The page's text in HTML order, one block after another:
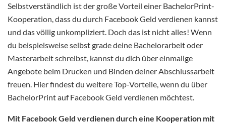
Selbstverständlich ist der große Vorteil einer BachelorPrint-
Kooperation, dass du durch Facebook Geld verdienen kannst
und das völlig unkompliziert. Doch das ist nicht alles! Wenn
du beispielsweise selbst grade deine Bachelorarbeit oder
Masterarbeit schreibst, kannst du dich über einmalige
Angebote beim Drucken und Binden deiner Abschlussarbeit
freuen. Hier findest du weitere Top-Vorteile, wenn du über
BachelorPrint auf Facebook Geld verdienen möchtest.
Mit Facebook Geld verdienen durch eine Kooperation mit